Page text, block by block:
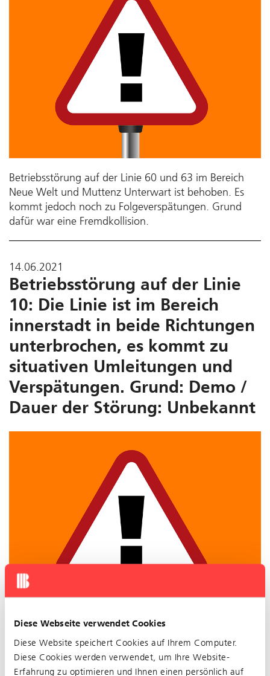
Diese Webseite verwendet Cookies
Diese Website speichert Cookies auf Ihrem Computer.
Diese Cookies werden verwendet, um Ihre Website-
Erfahrung zu optimieren und Ihnen einen persönlich auf
Betriebsstörung auf der Linie 60 und 63 im Bereich
Neue Welt und Muttenz Unterwart ist behoben. Es
kommt jedoch noch zu Folgeverspätungen. Grund
dafür war eine Fremdkollision.
14.06.2021
Betriebsstörung auf der Linie
10: Die Linie ist im Bereich
innerstadt in beide Richtungen
unterbrochen, es kommt zu
situativen Umleitungen und
Verspätungen. Grund: Demo /
Dauer der Störung: Unbekannt
Betriebsstörung auf der Linie 10: Die Linie ist im
Bereich innerstadt in beide Richtungen unterbrochen,
deshalb verkehrt die Linie vom Leimental